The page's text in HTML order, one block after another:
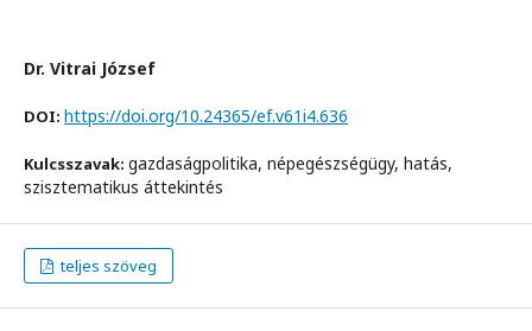
Dr. Vitrai József
DOI: https://doi.org/10.24365/ef.v61i4.636
Kulcsszavak: gazdaságpolitika, népegészségügy, hatás,
szisztematikus áttekintés
teljes szöveg